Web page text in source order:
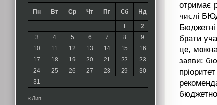
Пн Вт Ср Чт Пт Сб Нд
1
2
3
4 5 6 7 8
9
10
11 12 13 14 15
16
17
18 19 20 21 22
23
24
25 26 27 28 29
30
31
« Лип
отримає
числі
брати
це,
заяви: